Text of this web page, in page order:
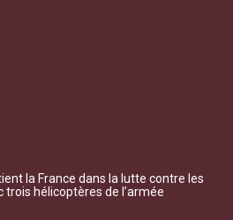
la France dans la lutte contre les
trois hélicoptères de l’armée